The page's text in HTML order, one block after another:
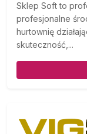
Sklep Soft to
profesjonalne
hurtownię
skuteczność,...